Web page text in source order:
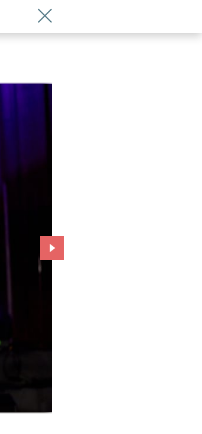
Wróć do artykułu Finałowy koncert
Przejdź do kolejnego zdjęcia.